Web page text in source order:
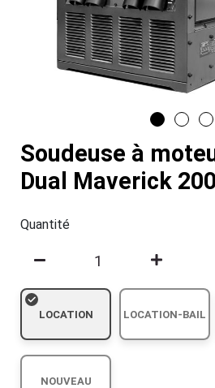
Soudeuse à
Dual Maverick
Quantité
LOCATION LOCATION-BAIL
NOUVEAU